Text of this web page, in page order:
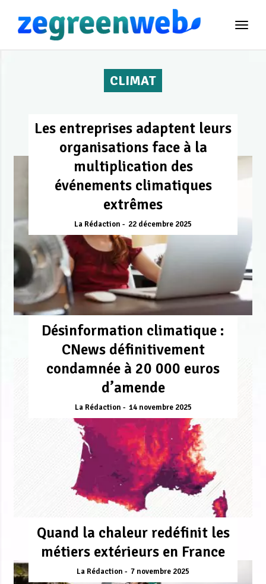
CLIMAT
Les entreprises adaptent leurs
organisations face à la
multiplication des
événements climatiques
extrêmes
La Rédaction 22 décembre 2025
Désinformation climatique :
CNews définitivement
condamnée à 20 000 euros
d’amende
La Rédaction 14 novembre 2025
Quand la chaleur redéfinit les
métiers extérieurs en France
La Rédaction 7 novembre 2025